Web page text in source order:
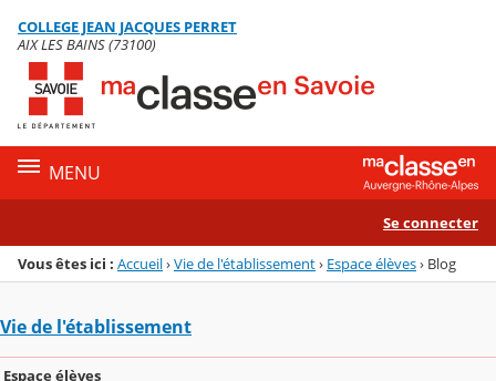
Menu de la rubrique
Contenu
COLLEGE JEAN JACQUES PERRET
AIX LES BAINS (73100)
MENU
Se connecter
Vous êtes ici : Accueil›Vie de l'établissement› Espace élèves› Blog
Vie de l'établissement
Espace élèves